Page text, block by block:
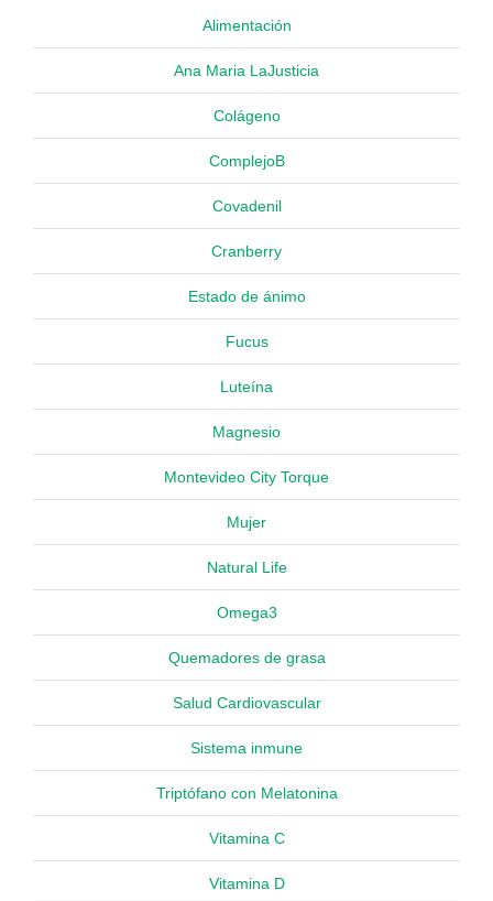
Alimentación
Ana Maria LaJusticia
Colágeno
ComplejoB
Covadenil
Cranberry
Estado de ánimo
Fucus
Luteína
Magnesio
Montevideo City Torque
Mujer
Natural Life
Omega3
Quemadores de grasa
Salud Cardiovascular
Sistema inmune
Triptófano con Melatonina
Vitamina C
Vitamina D